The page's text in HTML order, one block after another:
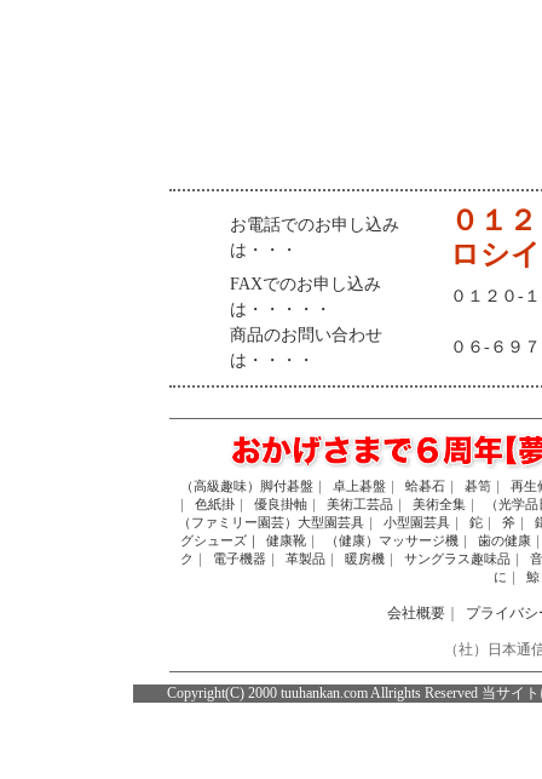
お電話でのお申し込み
は・・・
０１
ロシイ
FAXでのお申し込み
は・・・・・
０１２０-
商品のお問い合わせ
は・・・・
０６-６９
（高級趣味）脚付碁盤｜ 卓上碁盤｜ 蛤碁石｜ 碁笥｜
再生
｜
色紙掛 ｜ 優良掛軸 ｜ 美術工芸品 ｜ 美術全集 ｜
（光学
（ファミリー園芸）大型園芸具｜ 小型園芸具｜ 鉈｜ 斧｜
グシューズ｜
健康靴｜ （健康）マッサージ機｜ 歯の健康
ク ｜ 電子機器 ｜ 革製品 ｜ 暖房機 ｜ サングラス趣味品 ｜
に ｜ 鯨
会社概要｜ プライバ
（社）日本通
Copyright(C) 2000 tuuhankan.com Allrights Reserved 当サ